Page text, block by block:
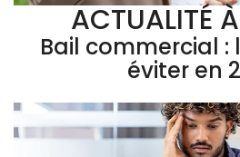
ACTUALITÉ
Bail commercial :
éviter en